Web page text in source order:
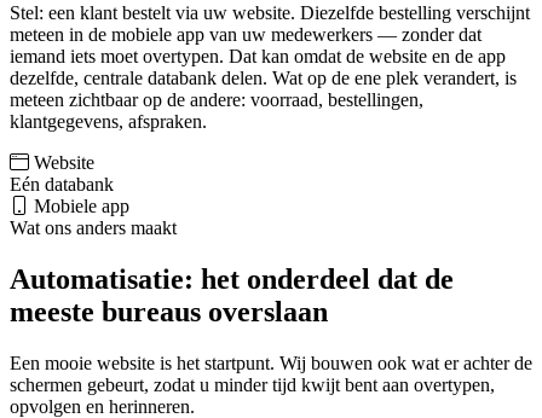
Stel: een klant bestelt via uw website. Diezelfde bestelling verschijnt
meteen in de mobiele app van uw medewerkers — zonder dat
iemand iets moet overtypen. Dat kan omdat de website en de app
dezelfde, centrale databank delen. Wat op de ene plek verandert, is
meteen zichtbaar op de andere: voorraad, bestellingen,
klantgegevens, afspraken.
Website
Eén databank
Mobiele app
Wat ons anders maakt
Automatisatie: het onderdeel dat de
meeste bureaus overslaan
Een mooie website is het startpunt. Wij bouwen ook wat er achter de
schermen gebeurt, zodat u minder tijd kwijt bent aan overtypen,
opvolgen en herinneren.